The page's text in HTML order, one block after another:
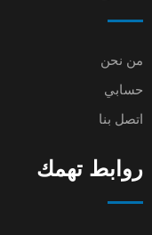
من نحن
حسابي
اتصل بنا
روابط تهمك